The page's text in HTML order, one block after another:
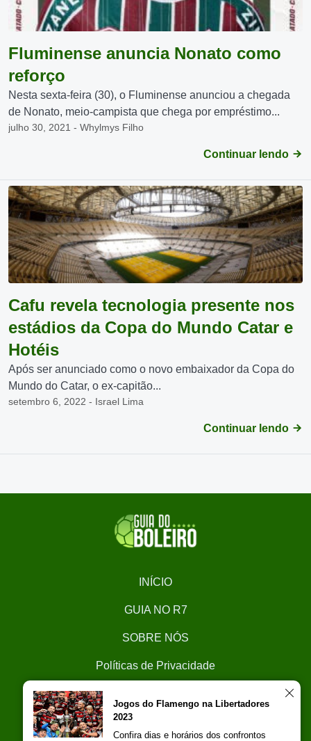
Fluminense anuncia Nonato como
reforço
Nesta sexta-feira (30), o Fluminense anunciou a chegada
de Nonato, meio-campista que chega por empréstimo...
julho 30, 2021 - Whylmys Filho
Continuar lendo
Cafu revela tecnologia presente nos
estádios da Copa do Mundo Catar e
Hotéis
Após ser anunciado como o novo embaixador da Copa do
Mundo do Catar, o ex-capitão...
setembro 6, 2022 - Israel Lima
Continuar lendo
INÍCIO
GUIA NO R7
SOBRE NÓS
Políticas de Privacidade
Trabalhe Conosco
Jogos do Flamengo na Libertadores
2023
Confira dias e horários dos confrontos